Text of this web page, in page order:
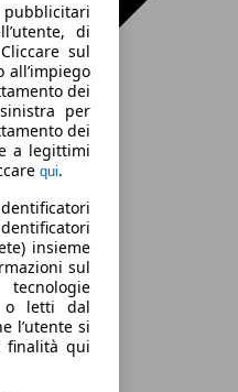
di
sul
dei
per
dei
a legittimi
qui.
insieme
sul
o letti dal
l’utente si
finalità qui